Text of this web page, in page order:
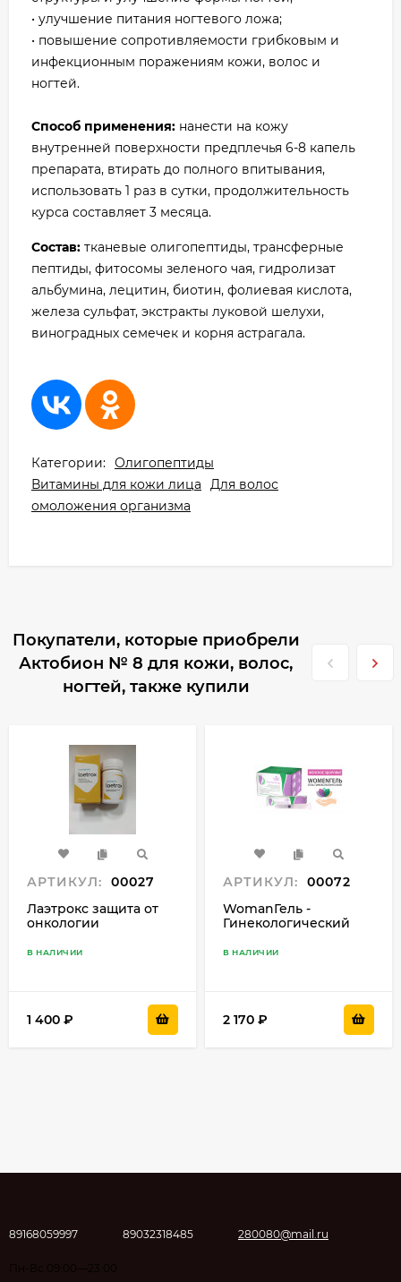
• улучшение питания ногтевого ложа;
• повышение сопротивляемости грибковым и
инфекционным поражениям кожи, волос и
ногтей.
Способ применения: нанести на кожу
внутренней поверхности предплечья 6-8 капель
препарата, втирать до полного впитывания,
использовать 1 раз в сутки, продолжительность
курса составляет 3 месяца.
Состав: тканевые олигопептиды, трансферные
пептиды, фитосомы зеленого чая, гидролизат
альбумина, лецитин, биотин, фолиевая кислота,
железа сульфат, экстракты луковой шелухи,
виноградных семечек и корня астрагала.
Категории: Олигопептиды
Витамины для кожи лица
Для волос
омоложения организма
Покупатели, которые приобрели
Актобион № 8 для кожи, волос,
ногтей, также купили
АРТИКУЛ:
00027
Лаэтрокс защита от
онкологии
В НАЛИЧИИ
1 400 ₽
АРТИКУЛ:
00072
WomanГель -
Гинекологический
В НАЛИЧИИ
2 170 ₽
89168059997 89032318485 280080@mail.ru
Пн-Вс 09:00—23:00